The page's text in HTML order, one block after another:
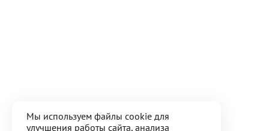
Мы используем файлы cookie для
улучшения работы сайта, анализа